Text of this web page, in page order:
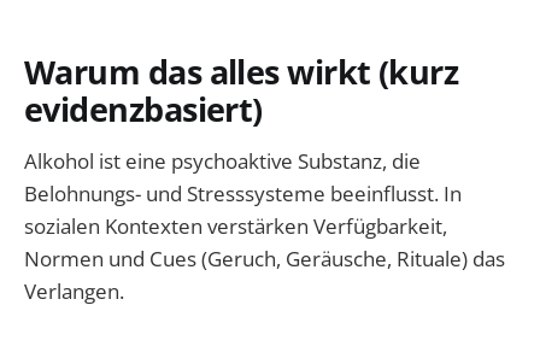
Warum das alles wirkt (kurz
evidenzbasiert)
Alkohol ist eine psychoaktive Substanz, die
Belohnungs- und Stresssysteme beeinflusst. In
sozialen Kontexten verstärken Verfügbarkeit,
Normen und Cues (Geruch, Geräusche, Rituale) das
Verlangen.